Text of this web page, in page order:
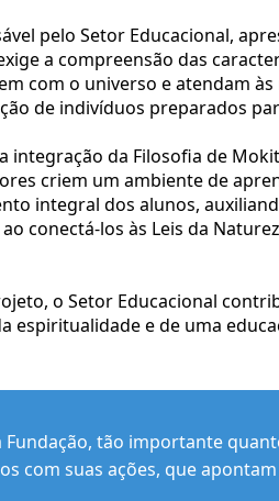
pelo Setor Educacional,
a compreensão das
com o universo e atendam
de indivíduos preparados
integração da Filosofia de
criem um ambiente de
integral dos alunos,
conectá-los às Leis da
o Setor Educacional
espiritualidade e de uma
Fundação, tão importante
com suas ações, que